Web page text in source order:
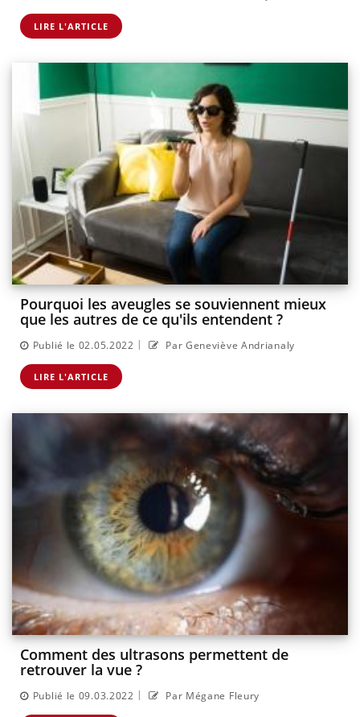
LIRE L'ARTICLE
Pourquoi les aveugles se souviennent mieux
que les autres de ce qu'ils entendent ?
Publié le 02.05.2022 | Par Geneviève Andrianaly
LIRE L'ARTICLE
Comment des ultrasons permettent de
retrouver la vue ?
Publié le 09.03.2022 | Par Mégane Fleury